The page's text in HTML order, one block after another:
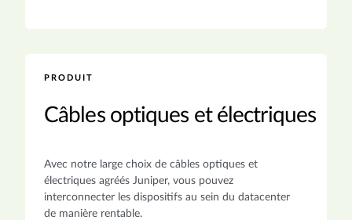
PRODUIT
Câbles optiques et électriques
Avec notre large choix de câbles optiques et
électriques agréés Juniper, vous pouvez
interconnecter les dispositifs au sein du datacenter
de manière rentable.